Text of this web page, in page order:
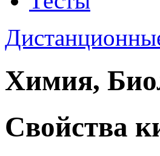
Химия,
Свойства